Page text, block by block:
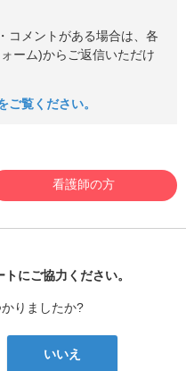
コメントがある場合は、各
ーム)からご返信いただけ
覧ください。
看護師の方
にご協力ください。
りましたか?
いいえ